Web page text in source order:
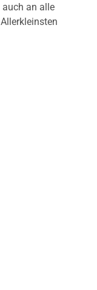
auch an alle